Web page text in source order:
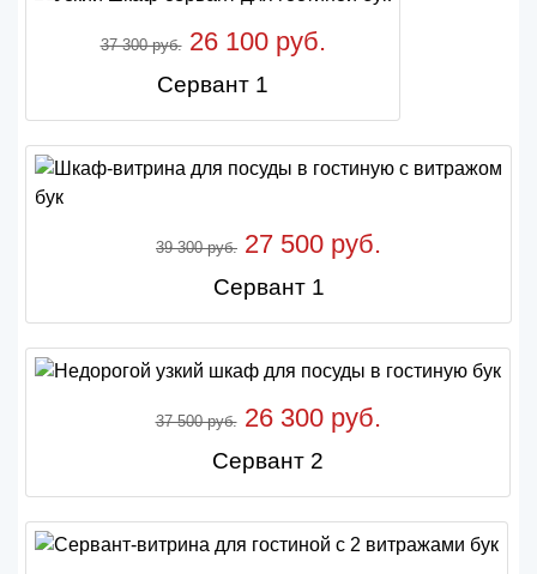
37 300 руб.26 100 руб.
Сервант 1
39 300 руб. 27 500 руб.
Сервант 1
37 500 руб.26 300 руб.
Сервант 2